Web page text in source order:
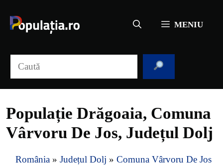
conținut
MENIU
Populație Drăgoaia, Comuna
Vârvoru De Jos, Județul Dolj
România » Județul Dolj » Comuna Vârvoru De Jos